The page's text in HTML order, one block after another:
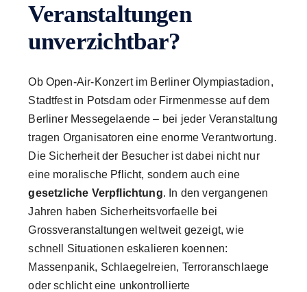
Veranstaltungen
unverzichtbar?
Ob Open-Air-Konzert im Berliner Olympiastadion,
Stadtfest in Potsdam oder Firmenmesse auf dem
Berliner Messegelaende – bei jeder Veranstaltung
tragen Organisatoren eine enorme Verantwortung.
Die Sicherheit der Besucher ist dabei nicht nur
eine moralische Pflicht, sondern auch eine
gesetzliche Verpflichtung. In den vergangenen
Jahren haben Sicherheitsvorfaelle bei
Grossveranstaltungen weltweit gezeigt, wie
schnell Situationen eskalieren koennen:
Massenpanik, Schlaegelreien, Terroranschlaege
oder schlicht eine unkontrollierte